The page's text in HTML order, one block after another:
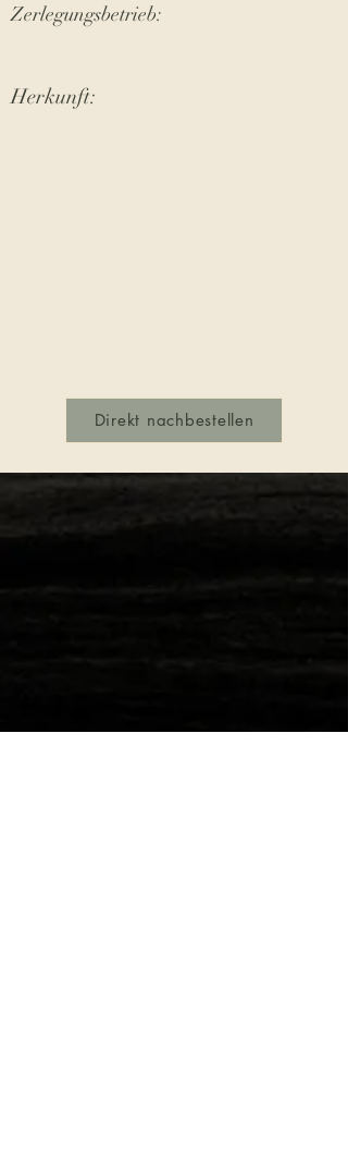
Zerlegungsbetrieb:
Herkunft:
Direkt nachbestellen